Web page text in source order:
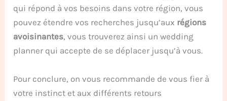
qui répond à vos besoins dans votre région, vous
pouvez étendre vos recherches jusqu’aux régions
avoisinantes, vous trouverez ainsi un wedding
planner qui accepte de se déplacer jusqu’à vous.
Pour conclure, on vous recommande de vous fier à
votre instinct et aux différents retours